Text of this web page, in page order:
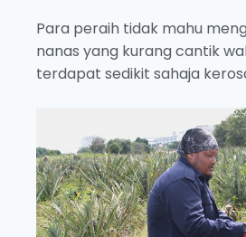
Para peraih tidak mahu
nanas yang kurang cantik
terdapat sedikit sahaja